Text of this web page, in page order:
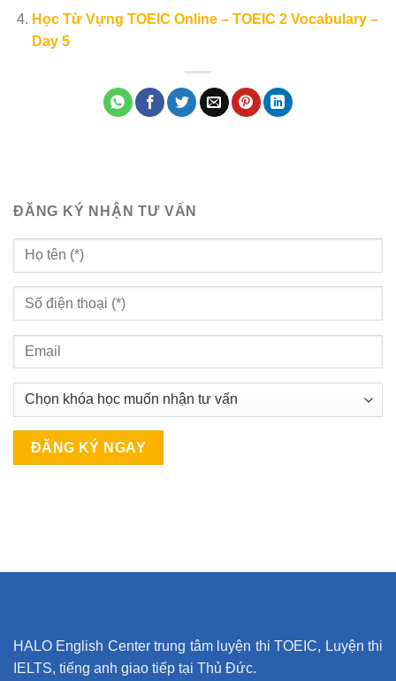
Học Từ Vựng TOEIC Online – TOEIC 2 Vocabulary –
Day 5
ĐĂNG KÝ NHẬN TƯ VẤN
r
i
v
HALO English Center trung tâm luyện thi TOEIC, Luyện thi
IELTS, tiếng anh giao tiếp tại Thủ Đức.